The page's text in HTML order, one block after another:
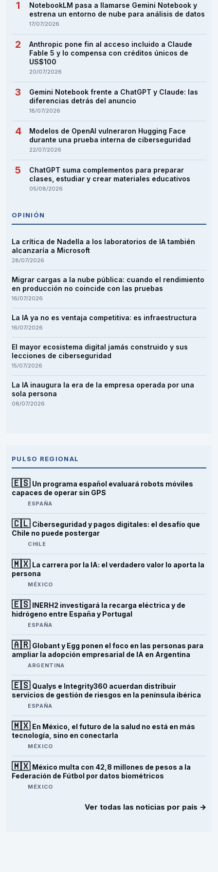
NotebookLM pasa a llamarse Gemini Notebook y
estrena un entorno de nube para análisis de datos
17/07/2026
Anthropic pone fin al acceso incluido a Claude
Fable 5 y lo compensa con créditos únicos de
US$100
20/07/2026
Gemini Notebook frente a ChatGPT y Claude: las
diferencias detrás del anuncio
18/07/2026
Modelos de OpenAI vulneraron Hugging Face
durante una prueba interna de ciberseguridad
22/07/2026
ChatGPT suma complementos para preparar
clases, estudiar y crear materiales educativos
05/08/2026
OPINIÓN
La crítica de Nadella a los laboratorios de IA también
alcanzaría a Microsoft
28/07/2026
Migrar cargas a la nube pública: cuando el rendimiento
en producción no coincide con las pruebas
16/07/2026
La IA ya no es ventaja competitiva: es infraestructura
16/07/2026
El mayor ecosistema digital jamás construido y sus
lecciones de ciberseguridad
15/07/2026
La IA inaugura la era de la empresa operada por una
sola persona
08/07/2026
PULSO REGIONAL
🇪🇸 Un programa español evaluará robots móviles
capaces de operar sin GPS
ESPAÑA
🇨🇱 Ciberseguridad y pagos digitales: el desafío que
Chile no puede postergar
CHILE
🇲🇽 La carrera por la IA: el verdadero valor lo aporta la
persona
MÉXICO
🇪🇸 INERH2 investigará la recarga eléctrica y de
hidrógeno entre España y Portugal
ESPAÑA
🇦🇷 Globant y Egg ponen el foco en las personas para
ampliar la adopción empresarial de IA en Argentina
ARGENTINA
🇪🇸 Qualys e Integrity360 acuerdan distribuir
servicios de gestión de riesgos en la península ibérica
ESPAÑA
🇲🇽 En México, el futuro de la salud no está en más
tecnología, sino en conectarla
MÉXICO
🇲🇽 México multa con 42,8 millones de pesos a la
Federación de Fútbol por datos biométricos
MÉXICO
Ver todas las noticias por país →